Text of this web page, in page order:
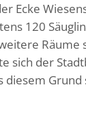
Ecke
120
der
diesem